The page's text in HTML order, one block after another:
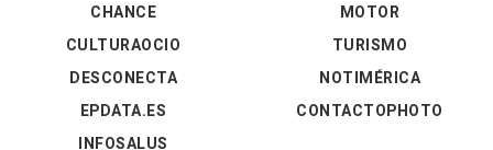
CHANCE
CULTURAOCIO
DESCONECTA
EPDATA.ES
INFOSALUS
MOTOR
TURISMO
NOTIMÉRICA
CONTACTOPHOTO